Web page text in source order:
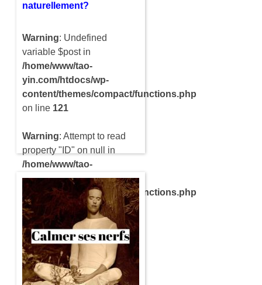
naturellement?
Warning: Undefined
variable $post in
/home/www/tao-
yin.com/htdocs/wp-
content/themes/compact/functions.php
on line 121
Warning: Attempt to read
property "ID" on null in
/home/www/tao-
yin.com/htdocs/wp-
content/themes/compact/functions.php
on line
121
Avoir des palpitations du
cœur est très inquiétant
mais pour autant dans la
majeur partie des cas ce
n’est pas grave. Le plus